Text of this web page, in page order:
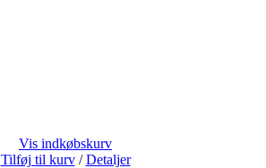
Vis indkøbskurv
Tilføj til kurv / Detaljer